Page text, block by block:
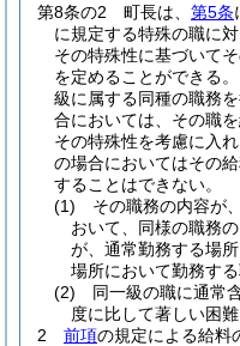
第8条の2
町長は、 第5条
に規定する特殊の職に
その特殊性に基づいて
を定めることができる。
級に属する同種の職務
合においては、その職
その特殊性を考慮に入
の場合においてはその
することはできない。
(1)
その職務の内容が
おいて、同様の職務
が、通常勤務する場
場所において勤務す
(2)
同一級の職に通常
度に比して著しい困
2
前項の規定による給料